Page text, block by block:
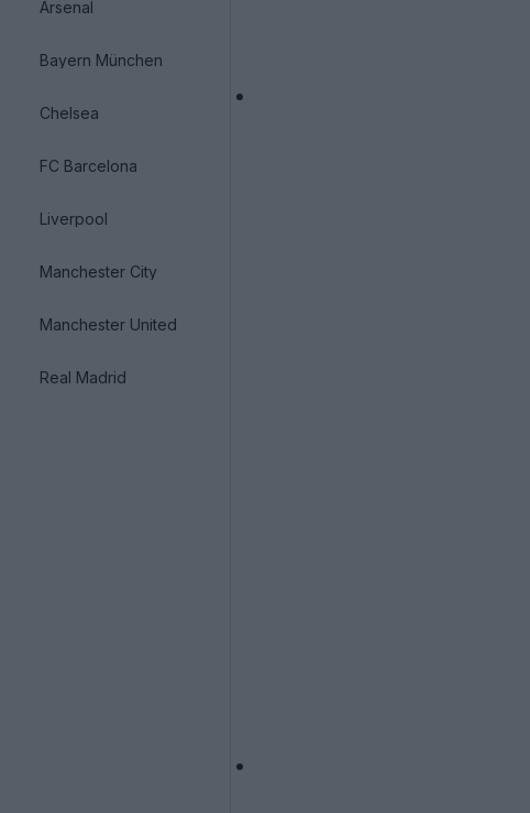
Arsenal
Bayern München
Chelsea
FC Barcelona
Liverpool
Manchester City
Manchester United
Real Madrid